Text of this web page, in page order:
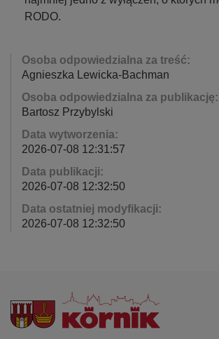
RODO.
Osoba odpowiedzialna za treść:
Agnieszka Lewicka-Bachman
Osoba odpowiedzialna za publikację:
Bartosz Przybylski
Data wytworzenia:
2026-07-08 12:31:57
Data publikacji:
2026-07-08 12:32:50
Data ostatniej modyfikacji:
2026-07-08 12:32:50